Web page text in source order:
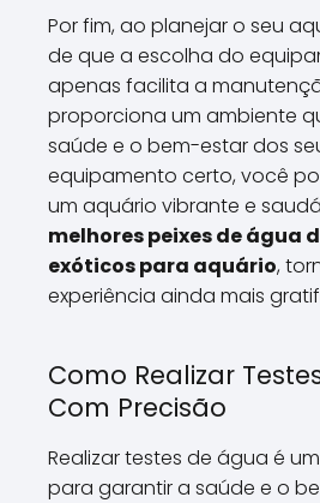
Por fim, ao planejar o seu
de que a escolha do
apenas facilita a
proporciona um ambiente
saúde e o bem-estar dos
equipamento certo, você
um aquário vibrante e
melhores peixes de água
exóticos para aquário,
experiência ainda mais
Como Realizar
Com Precisão
Realizar testes de água é
para garantir a saúde e o